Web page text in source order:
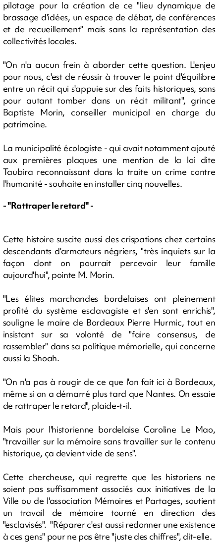
pilotage pour la création de ce "lieu dynamique de
brassage d'idées, un espace de débat, de conférences
et de recueillement" mais sans la représentation des
collectivités locales.
"On n'a aucun frein à aborder cette question. L'enjeu
pour nous, c'est de réussir à trouver le point d'équilibre
entre un récit qui s'appuie sur des faits historiques, sans
pour autant tomber dans un récit militant", grince
Baptiste Morin, conseiller municipal en charge du
patrimoine.
La municipalité écologiste - qui avait notamment ajouté
aux premières plaques une mention de la loi dite
Taubira reconnaissant dans la traite un crime contre
l'humanité - souhaite en installer cinq nouvelles.
- "Rattraper le retard" -
Cette histoire suscite aussi des crispations chez certains
descendants d'armateurs négriers, "très inquiets sur la
façon dont on pourrait percevoir leur famille
aujourd'hui", pointe M. Morin.
"Les élites marchandes bordelaises ont pleinement
profité du système esclavagiste et s'en sont enrichis",
souligne le maire de Bordeaux Pierre Hurmic, tout en
insistant sur sa volonté de "faire consensus, de
rassembler" dans sa politique mémorielle, qui concerne
aussi la Shoah.
"On n'a pas à rougir de ce que l'on fait ici à Bordeaux,
même si on a démarré plus tard que Nantes. On essaie
de rattraper le retard", plaide-t-il.
Mais pour l'historienne bordelaise Caroline Le Mao,
"travailler sur la mémoire sans travailler sur le contenu
historique, ça devient vide de sens".
Cette chercheuse, qui regrette que les historiens ne
soient pas suffisamment associés aux initiatives de la
Ville ou de l'association Mémoires et Partages, soutient
un travail de mémoire tourné en direction des
"esclavisés". "Réparer c'est aussi redonner une existence
à ces gens" pour ne pas être "juste des chiffres", dit-elle.